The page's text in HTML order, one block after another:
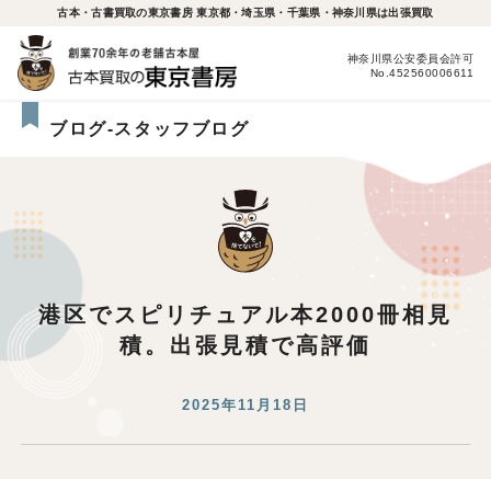
古本・古書買取の東京書房 東京都・埼玉県・千葉県・神奈川県は出張買取
神奈川県公安委員会許可
No.452560006611
ブログ-スタッフブログ
港区でスピリチュアル本2000冊相見
積。出張見積で高評価
2025年11月18日